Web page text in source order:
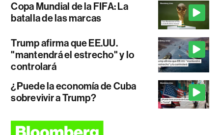
Copa Mundial de la FIFA: La
batalla de las marcas
Trump afirma que EE.UU.
"mantendrá el estrecho" y lo
controlará
¿Puede la economía de Cuba
sobrevivir a Trump?